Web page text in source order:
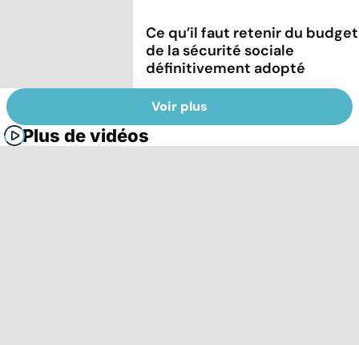
Ce qu’il faut retenir du budget
de la sécurité sociale
définitivement adopté
Voir plus
Plus de vidéos